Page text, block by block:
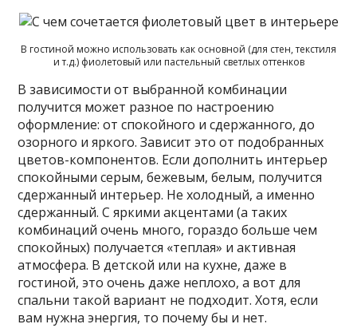
В гостиной можно использовать как основной (для стен, текстиля
и т.д.) фиолетовый или пастельный светлых оттенков
В зависимости от выбранной комбинации
получится может разное по настроению
оформление: от спокойного и сдержанного, до
озорного и яркого. Зависит это от подобранных
цветов-компонентов. Если дополнить интерьер
спокойными серым, бежевым, белым, получится
сдержанный интерьер. Не холодный, а именно
сдержанный. С яркими акцентами (а таких
комбинаций очень много, гораздо больше чем
спокойных) получается «теплая» и активная
атмосфера. В детской или на кухне, даже в
гостиной, это очень даже неплохо, а вот для
спальни такой вариант не подходит. Хотя, если
вам нужна энергия, то почему бы и нет.